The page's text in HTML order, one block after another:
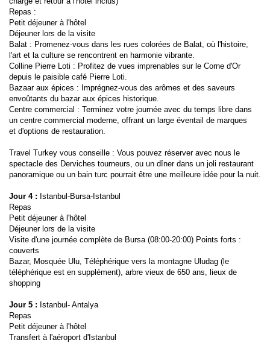
Repas :
Petit déjeuner à l'hôtel
Déjeuner lors de la visite
Balat : Promenez-vous dans les rues colorées de Balat, où l'histoire,
l'art et la culture se rencontrent en harmonie vibrante.
Colline Pierre Loti : Profitez de vues imprenables sur le Corne d'Or
depuis le paisible café Pierre Loti.
Bazaar aux épices : Imprégnez-vous des arômes et des saveurs
envoûtants du bazar aux épices historique.
Centre commercial : Terminez votre journée avec du temps libre dans
un centre commercial moderne, offrant un large éventail de marques
et d'options de restauration.
Travel Turkey vous conseille : Vous pouvez réserver avec nous le
spectacle des Derviches tourneurs, ou un dîner dans un joli restaurant
panoramique ou un bain turc pourrait être une meilleure idée pour la nuit.
Jour 4 : Istanbul-Bursa-Istanbul
Repas
Petit déjeuner à l'hôtel
Déjeuner lors de la visite
Visite d'une journée complète de Bursa (08:00-20:00) Points forts :
couverts
Bazar, Mosquée Ulu, Téléphérique vers la montagne Uludag (le
téléphérique est en supplément), arbre vieux de 650 ans, lieux de
shopping
Jour 5 : Istanbul- Antalya
Repas
Petit déjeuner à l'hôtel
Transfert à l'aéroport d'Istanbul